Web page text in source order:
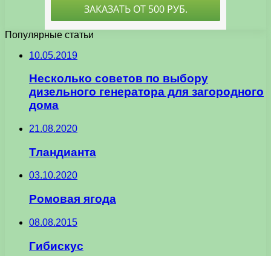
Популярные статьи
10.05.2019
Несколько советов по выбору
дизельного генератора для загородного
дома
21.08.2020
Тландианта
03.10.2020
Ромовая ягода
08.08.2015
Гибискус